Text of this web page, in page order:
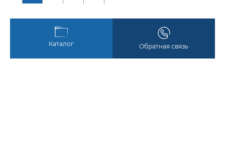
Каталог Обратная связь